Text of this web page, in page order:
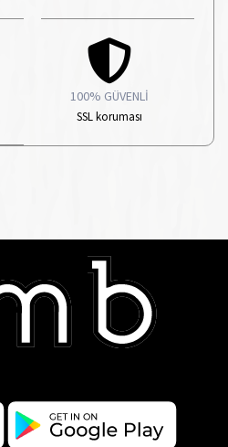
100% GÜVENLİ
SSL koruması